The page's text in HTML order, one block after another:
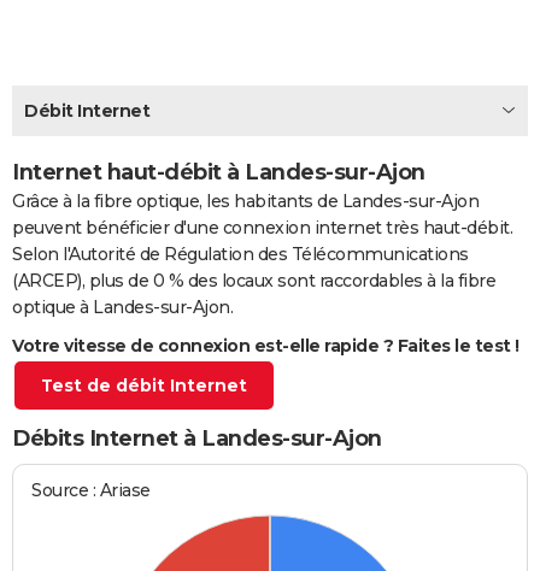
CARTE DE VOEUX
Carte de Noël
Carte Bonne année
Carte Saint-Valentin
Carte Pâques
Carte d'anniversaire
DICTIONNAIRE
PROGRAMME TV
COPAINS D'AVANT
S'inscrire
Se connecter
Lycées
Collèges
Primaires
Universités
Entreprises
Service militaire
Avis de recherche
Bricolage
Lifestyle
Culture
Sport
Auto
Television
Voyage
Cinema
Débit Internet
Internet haut-débit à Landes-sur-Ajon
Grâce à la fibre optique, les habitants de Landes-sur-Ajon
peuvent bénéficier d'une connexion internet très haut-débit.
Selon l'Autorité de Régulation des Télécommunications
(ARCEP), plus de 0 % des locaux sont raccordables à la fibre
optique à Landes-sur-Ajon.
Votre vitesse de connexion est-elle rapide ? Faites le test !
Test de débit Internet
Débits Internet à Landes-sur-Ajon
Source : Ariase